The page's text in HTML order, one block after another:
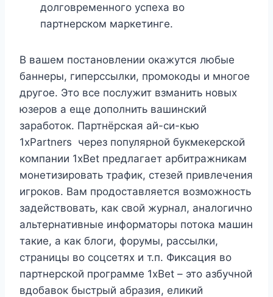
долговременного успеха во
партнерском маркетинге.
В вашем постановлении окажутся любые
баннеры, гиперссылки, промокоды и многое
другое. Это все послужит взманить новых
юзеров а еще дополнить вашинский
заработок. Партнёрская ай-си-кью
1xPartners через популярной букмекерской
компании 1xBet предлагает арбитражникам
монетизировать трафик, стезей привлечения
игроков. Вам продоставляется возможность
задействовать, как свой журнал, аналогично
альтернативные информаторы потока машин
такие, а как блоги, форумы, рассылки,
страницы во соцсетях и т.п. Фиксация во
партнерской программе 1xBet – это азбучной
вдобавок быстрый абразия, еликий